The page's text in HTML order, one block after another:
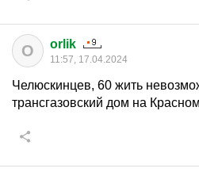
O orlik
11:57, 17.04.2024
Челюскинцев, 60 жить
трансгазовский дом на